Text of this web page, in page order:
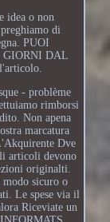
idea o non
di
PUOI
GIORNI DAL
- problème
rimborsi
Non apena
marcatura
Dve
articoli devono
originalti.
sicuro o
Le spese via il
Riceviate un